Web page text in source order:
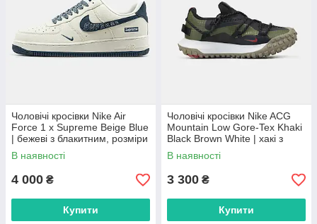
Чоловічі кросівки Nike Air
Force 1 x Supreme Beige Blue
| бежеві з блакитним, розміри
41–45
В наявності
4 000 ₴
Купити
Чоловічі кросівки Nike ACG
Mountain Low Gore-Tex Khaki
Black Brown White | хакі з
чорним та коричневим,
розміри 41–45
В наявності
3 300 ₴
Купити